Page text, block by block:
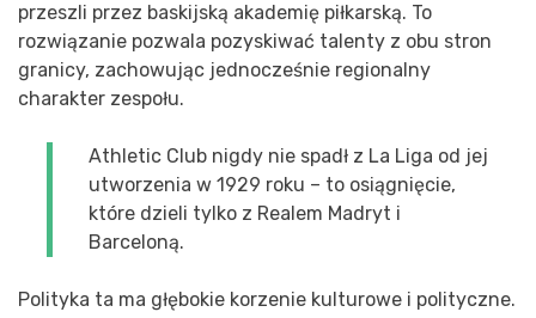
przeszli przez baskijską akademię piłkarską. To
rozwiązanie pozwala pozyskiwać talenty z obu stron
granicy, zachowując jednocześnie regionalny
charakter zespołu.
Athletic Club nigdy nie spadł z La Liga od jej
utworzenia w 1929 roku – to osiągnięcie,
które dzieli tylko z Realem Madryt i
Barceloną.
Polityka ta ma głębokie korzenie kulturowe i polityczne.